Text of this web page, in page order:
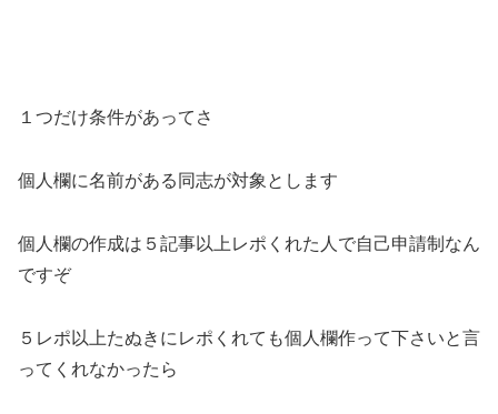
１つだけ条件があってさ
個人欄に名前がある同志が対象とします
個人欄の作成は５記事以上レポくれた人で自己申請制なん
ですぞ
５レポ以上たぬきにレポくれても個人欄作って下さいと言
ってくれなかったら